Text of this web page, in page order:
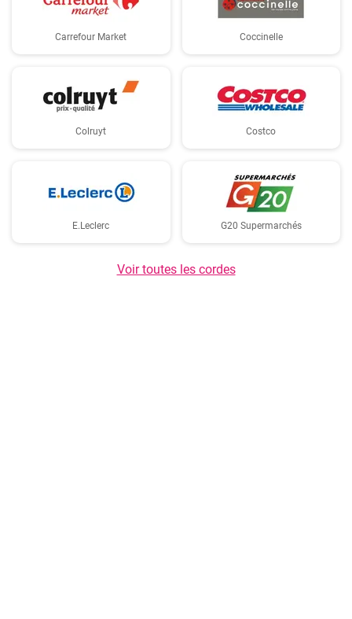
Carrefour Market Coccinelle
Colruyt Costco
E.Leclerc G20 Supermarchés
Voir toutes les cordes